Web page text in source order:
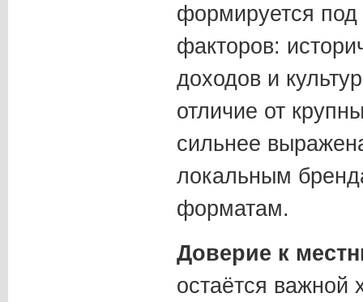
формируется под
факторов:
доходов и
отличие от
сильнее
локальным
форматам.
Доверие к
остаётся важной